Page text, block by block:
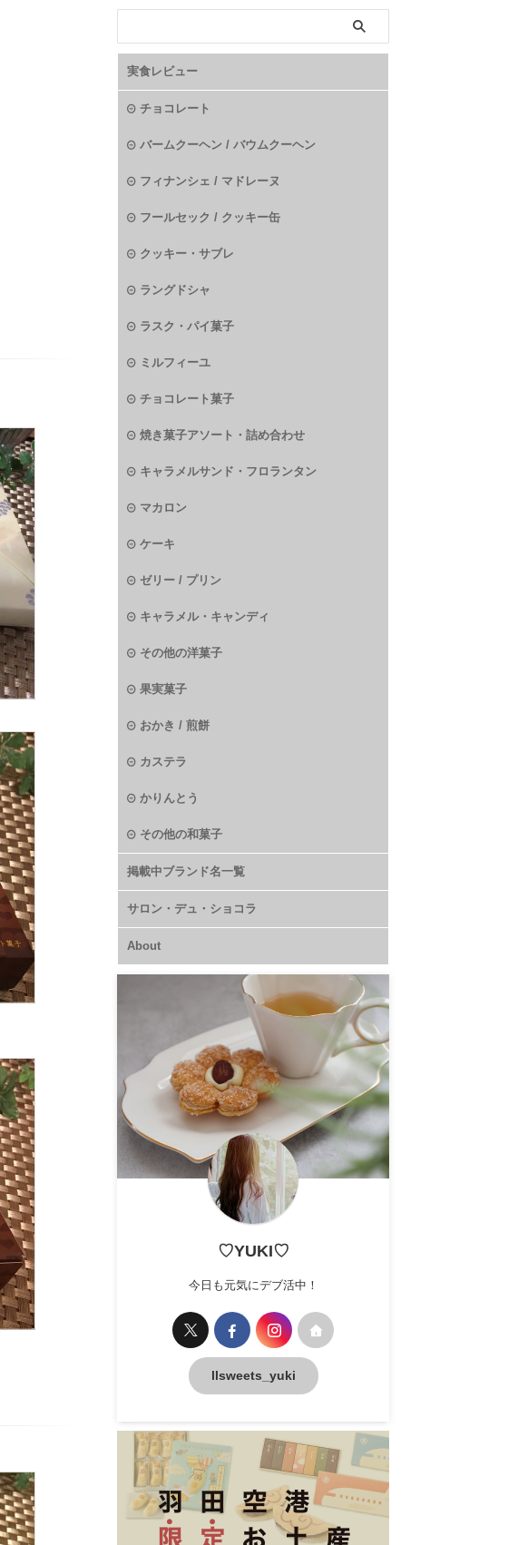
実食レビュー
チョコレート
バームクーヘン / バウムクーヘン
フィナンシェ / マドレーヌ
フールセック / クッキー缶
クッキー・サブレ
ラングドシャ
ラスク・パイ菓子
ミルフィーユ
チョコレート菓子
焼き菓子アソート・詰め合わせ
キャラメルサンド・フロランタン
マカロン
ケーキ
ゼリー / プリン
キャラメル・キャンディ
その他の洋菓子
果実菓子
おかき / 煎餅
カステラ
かりんとう
その他の和菓子
掲載中ブランド名一覧
サロン・デュ・ショコラ
About
♡YUKI♡
今日も元気にデブ活中！
llsweets_yuki